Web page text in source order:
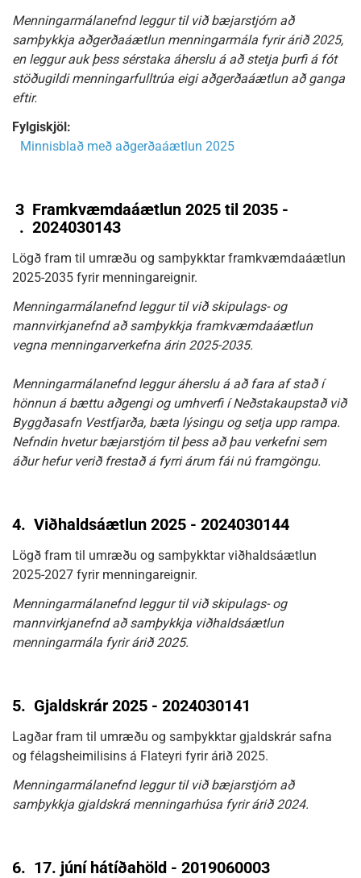
Menningarmálanefnd leggur til við bæjarstjórn að
samþykkja aðgerðaáætlun menningarmála fyrir árið 2025,
en leggur auk þess sérstaka áherslu á að stetja þurfi á fót
stöðugildi menningarfulltrúa eigi aðgerðaáætlun að ganga
eftir.
Fylgiskjöl:
Minnisblað með aðgerðaáætlun 2025
3
.
Framkvæmdaáætlun 2025 til 2035 -
2024030143
Lögð fram til umræðu og samþykktar framkvæmdaáætlun
2025-2035 fyrir menningareignir.
Menningarmálanefnd leggur til við skipulags- og
mannvirkjanefnd að samþykkja framkvæmdaáætlun
vegna menningarverkefna árin 2025-2035.
Menningarmálanefnd leggur áherslu á að fara af stað í
hönnun á bættu aðgengi og umhverfi í Neðstakaupstað við
Byggðasafn Vestfjarða, bæta lýsingu og setja upp rampa.
Nefndin hvetur bæjarstjórn til þess að þau verkefni sem
áður hefur verið frestað á fyrri árum fái nú framgöngu.
4. Viðhaldsáætlun 2025 - 2024030144
Lögð fram til umræðu og samþykktar viðhaldsáætlun
2025-2027 fyrir menningareignir.
Menningarmálanefnd leggur til við skipulags- og
mannvirkjanefnd að samþykkja viðhaldsáætlun
menningarmála fyrir árið 2025.
5. Gjaldskrár 2025 - 2024030141
Lagðar fram til umræðu og samþykktar gjaldskrár safna
og félagsheimilisins á Flateyri fyrir árið 2025.
Menningarmálanefnd leggur til við bæjarstjórn að
samþykkja gjaldskrá menningarhúsa fyrir árið 2024.
6. 17. júní hátíðahöld - 2019060003